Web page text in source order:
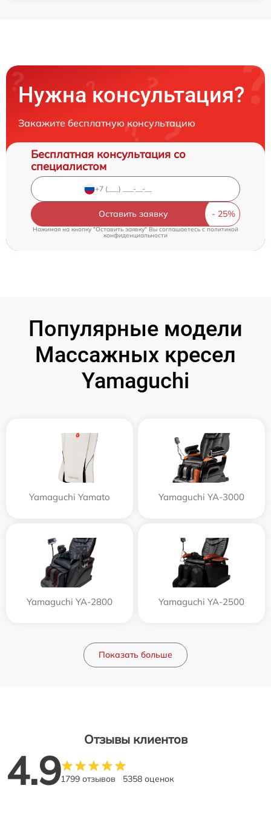
Нужна консультация?
Закажите бесплатную консультацию
Бесплатная консультация со
специалистом
Оставить заявку
Нажимая на кнопку "Оставить заявку" Вы соглашаетесь cполитикой
конфиденциальности
Популярные модели
Массажных кресел
Yamaguchi
Yamaguchi Yamato Yamaguchi YA-3000
Yamaguchi YA-2800 Yamaguchi YA-2500
Показать больше
Отзывы клиентов
4.91799 отзывов 5358 оценок